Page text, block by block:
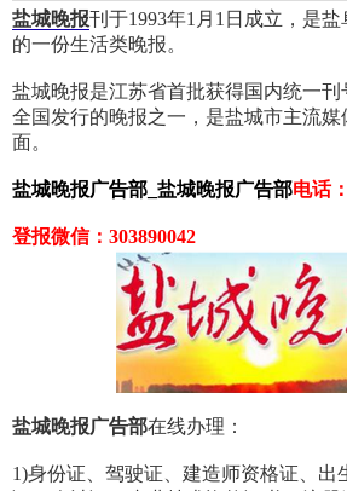
盐城晚报刊于1993年1月1日成立，是
的一份生活类晚报。
盐城晚报是江苏省首批获得国内统一刊
全国发行的晚报之一，是盐城市主流媒
面。
盐城晚报广告部_盐城晚报广告部电话
登报微信：303890042
盐城晚报广告部在线办理：
1)身份证、驾驶证、建造师资格证、出